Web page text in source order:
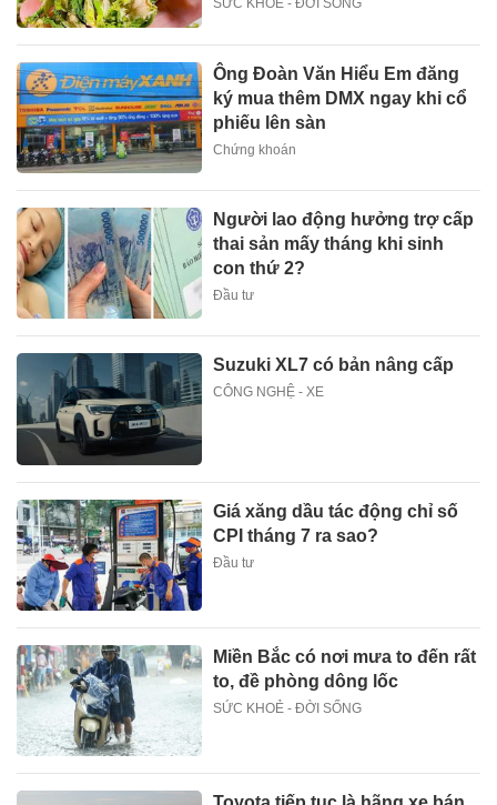
SỨC KHOẺ - ĐỜI SỐNG
Ông Đoàn Văn Hiểu Em đăng
ký mua thêm DMX ngay khi cổ
phiếu lên sàn
Chứng khoán
Người lao động hưởng trợ cấp
thai sản mấy tháng khi sinh
con thứ 2?
Đầu tư
Suzuki XL7 có bản nâng cấp
CÔNG NGHỆ - XE
Giá xăng dầu tác động chỉ số
CPI tháng 7 ra sao?
Đầu tư
Miền Bắc có nơi mưa to đến rất
to, đề phòng dông lốc
SỨC KHOẺ - ĐỜI SỐNG